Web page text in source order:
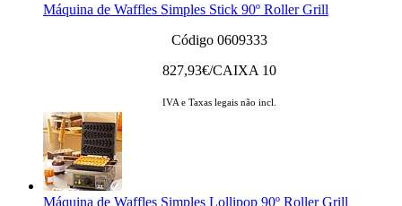
Máquina de Waffles Simples Stick 90º Roller Grill
Código 0609333
827,93€/CAIXA 10
IVA e Taxas legais não incl.
Máquina de Waffles Simples Lollipop 90º Roller Grill